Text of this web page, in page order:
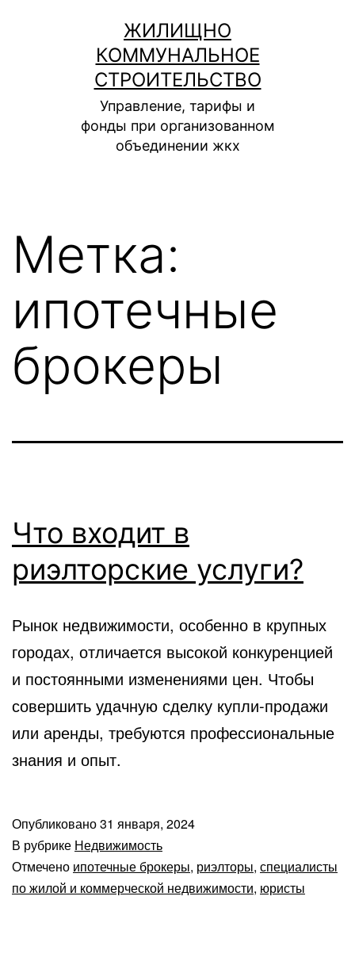
содержимому
ЖИЛИЩНО
КОММУНАЛЬНОЕ
СТРОИТЕЛЬСТВО
Управление, тарифы и
фонды при организованном
объединении жкх
Метка:
ипотечные
брокеры
Что входит в
риэлторские услуги?
Рынок недвижимости, особенно в крупных
городах, отличается высокой конкуренцией
и постоянными изменениями цен. Чтобы
совершить удачную сделку купли-продажи
или аренды, требуются профессиональные
знания и опыт.
Опубликовано31 января, 2024
В рубрике Недвижимость
Отмечено ипотечные брокеры, риэлторы, специалисты
по жилой и коммерческой недвижимости, юристы